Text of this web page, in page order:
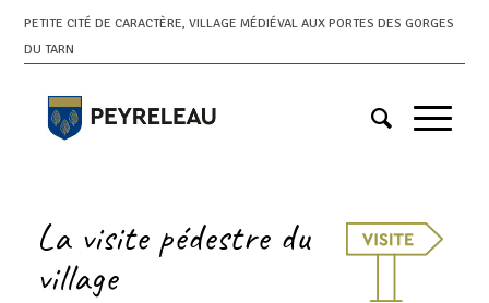
PETITE CITÉ DE CARACTÈRE, VILLAGE MÉDIÉVAL AUX PORTES DES GORGES
DU TARN
La visite pédestre du
village